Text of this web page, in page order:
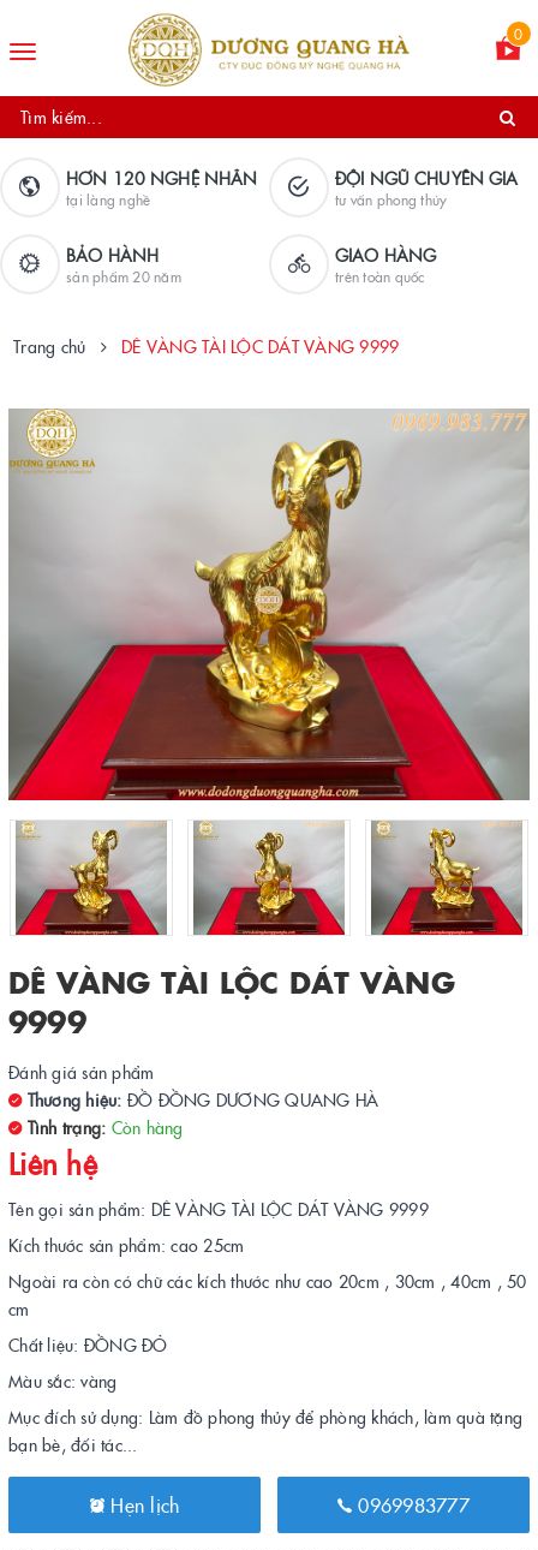
Toggle
0
HƠN 120 NGHỆ NHÂN
tại làng nghề
ĐỘI NGŨ CHUYÊN GIA
tư vấn phong thủy
BẢO HÀNH
sản phẩm 20 năm
GIAO HÀNG
trên toàn quốc
Trang chủ DÊ VÀNG TÀI LỘC DÁT VÀNG 9999
DÊ VÀNG TÀI LỘC DÁT VÀNG
9999
Đánh giá sản phẩm
Thương hiệu: ĐỒ ĐỒNG DƯƠNG QUANG HÀ
Tình trạng: Còn hàng
Liên hệ
Tên gọi sản phẩm: DÊ VÀNG TÀI LỘC DÁT VÀNG 9999
Kích thước sản phẩm: cao 25cm
Ngoài ra còn có chữ các kích thước như cao 20cm , 30cm , 40cm , 50
cm
Chất liệu: ĐỒNG ĐỎ
Màu sắc: vàng
Mục đích sử dụng: Làm đồ phong thủy để phòng khách, làm quà tặng
bạn bè, đối tác...
Hẹn lịch 0969983777